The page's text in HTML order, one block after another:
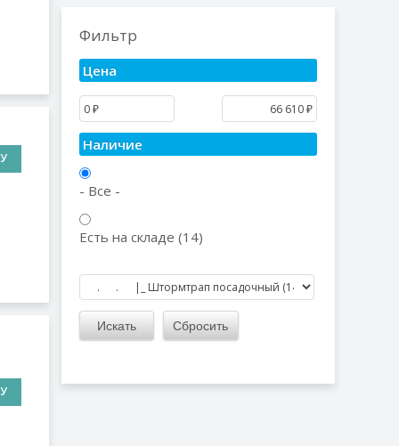
Фильтр
Цена
Наличие
- Все -
Есть на складе (14)